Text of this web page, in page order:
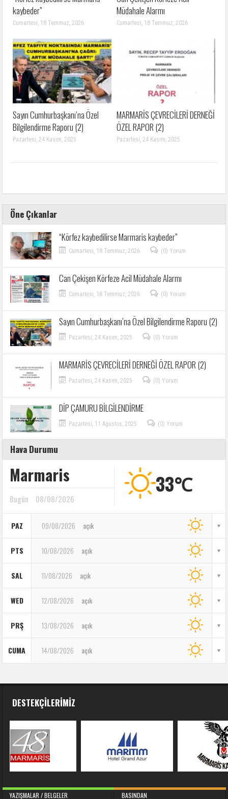
kaybeder”
Cumartesi, 18 Temmuz, 2026
Müdahale Alarmı
Cumartesi, 18 Temmuz, 2026
Sayın Cumhurbaşkanı’na Özel
Bilgilendirme Raporu (2)
Pazartesi, 24 Kasım, 2025
MARMARİS ÇEVRECİLERİ DERNEĞİ
ÖZEL RAPOR (2)
Pazartesi, 24 Kasım, 2025
Öne Çıkanlar
“Körfez kaybedilirse Marmaris kaybeder”
Cumartesi, 18 Temmuz, 2026 (0) Yorum
Can Çekişen Körfeze Acil Müdahale Alarmı
Cumartesi, 18 Temmuz, 2026 (0) Yorum
Sayın Cumhurbaşkanı’na Özel Bilgilendirme Raporu (2)
Pazartesi, 24 Kasım, 2025 (0) Yorum
MARMARİS ÇEVRECİLERİ DERNEĞİ ÖZEL RAPOR (2)
Pazartesi, 24 Kasım, 2025 (0) Yorum
DİP ÇAMURU BİLGİLENDİRME
Pazartesi, 11 Ağustos, 2025 (0) Yorum
Hava Durumu
Marmaris
Bugün 08/08/2026
33℃
PAZ 09/08/2026 açık
PTS 10/08/2026 açık
SAL 11/08/2026 açık
WED 12/08/2026 açık
PRŞ 13/08/2026 açık
CUMA 14/08/2026 açık
DESTEKÇILERIMIZ
YAZIŞMALAR / BELGELER BASINDAN